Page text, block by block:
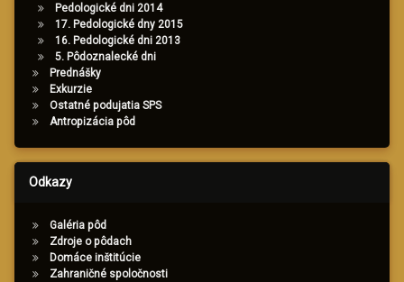
Pedologické dni 2014
17. Pedologické dny 2015
16. Pedologické dni 2013
5. Pôdoznalecké dni
Prednášky
Exkurzie
Ostatné podujatia SPS
Antropizácia pôd
Odkazy
Galéria pôd
Zdroje o pôdach
Domáce inštitúcie
Zahraničné spoločnosti